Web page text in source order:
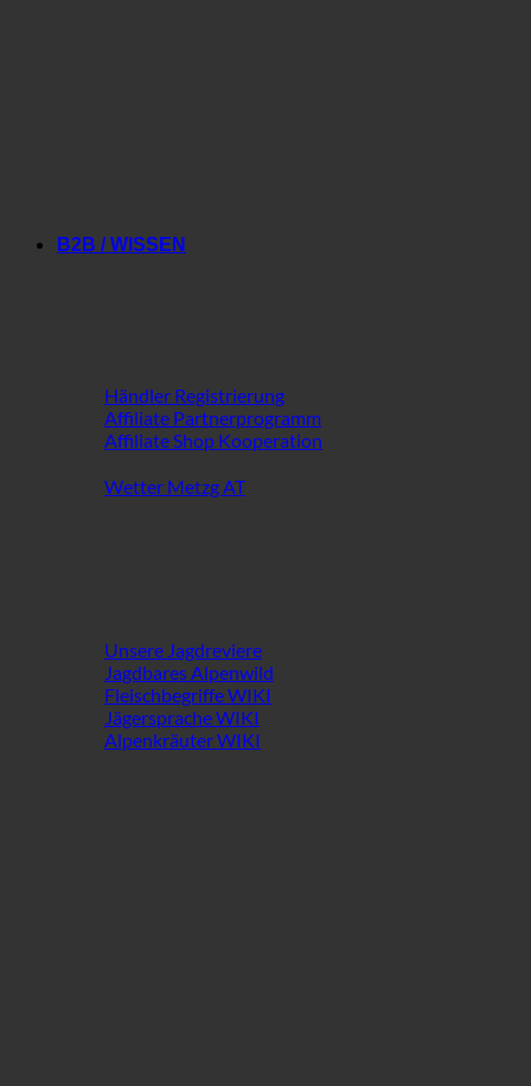
B2B / WISSEN
Händler Registrierung
Affiliate Partnerprogramm
Affiliate Shop Kooperation
Wetter Metzg AT
Unsere Jagdreviere
Jagdbares Alpenwild
Fleischbegriffe WIKI
Jägersprache WIKI
Alpenkräuter WIKI